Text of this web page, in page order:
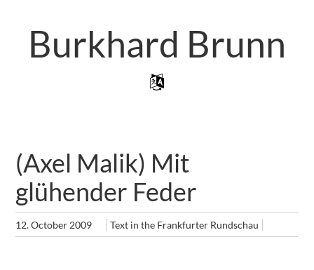
contentBurkhard Brunn
(Axel Malik) Mit
glühender Feder
12. October 2009 Text in the Frankfurter Rundschau